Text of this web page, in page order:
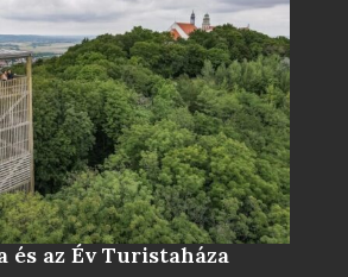
és az Év Turistaháza